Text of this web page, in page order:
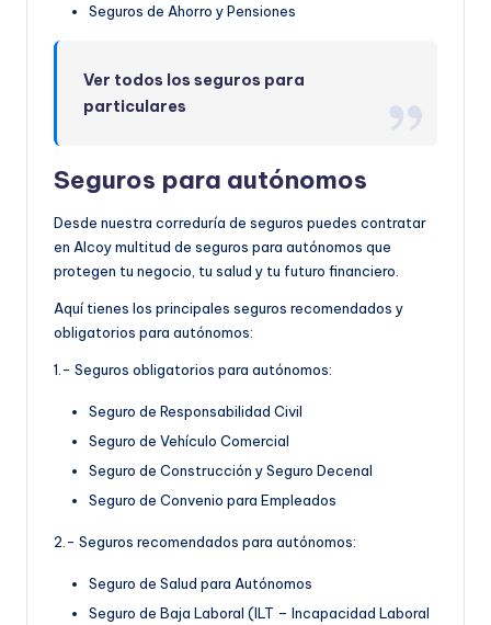
Seguros de Ahorro y Pensiones
Ver todos los seguros para
particulares
Seguros para autónomos
Desde nuestra correduría de seguros puedes contratar
en Alcoy multitud de seguros para autónomos que
protegen tu negocio, tu salud y tu futuro financiero.
Aquí tienes los principales seguros recomendados y
obligatorios para autónomos:
1.- Seguros obligatorios para autónomos:
Seguro de Responsabilidad Civil
Seguro de Vehículo Comercial
Seguro de Construcción y Seguro Decenal
Seguro de Convenio para Empleados
2.- Seguros recomendados para autónomos:
Seguro de Salud para Autónomos
Seguro de Baja Laboral (ILT – Incapacidad Laboral